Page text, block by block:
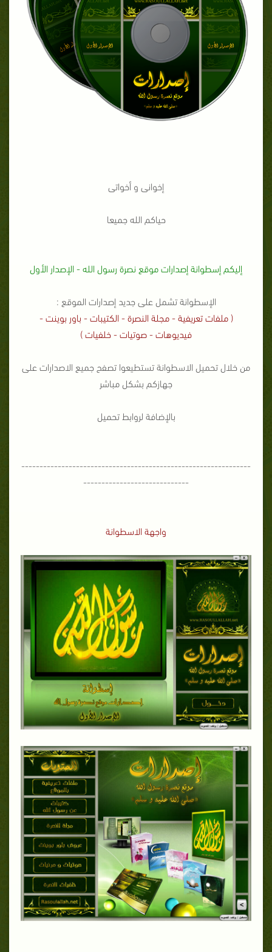
إخوانى و أخواتى
حياكم الله جميعا
إليكم إسطوانة إصدارات موقع نصرة رسول الله - الإصدار الأول
الإسطوانة تشمل على جديد إصدارات الموقع :
( ملفات تعريفية - مجلة النصرة - الكتيبات - باور بوينت -
فيديوهات - صوتيات - خلفيات )
من خلال تحميل الاسطوانة تستطيعوا تصفح جميع الاصدارات على
جهازكم بشكل مباشر
بالإضافة لروابط تحميل
---------------------------------------------------------------
-----------------------------
واجهة الاسطوانة